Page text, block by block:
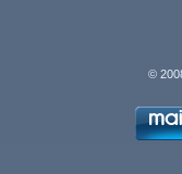
©